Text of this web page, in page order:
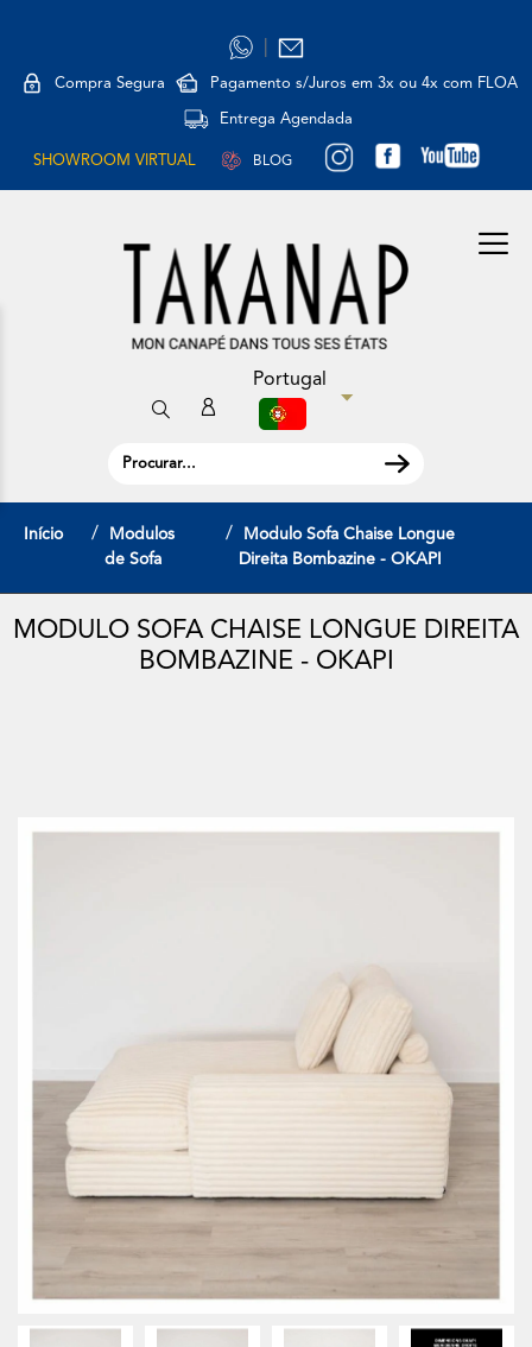
Compra Segura Pagamento s/Juros em 3x ou 4x com FLOA
Entrega Agendada
SHOWROOM VIRTUAL BLOG
Portugal
Início
Modulos
de Sofa
Modulo Sofa Chaise Longue
Direita Bombazine - OKAPI
MODULO SOFA CHAISE LONGUE DIREITA
BOMBAZINE - OKAPI